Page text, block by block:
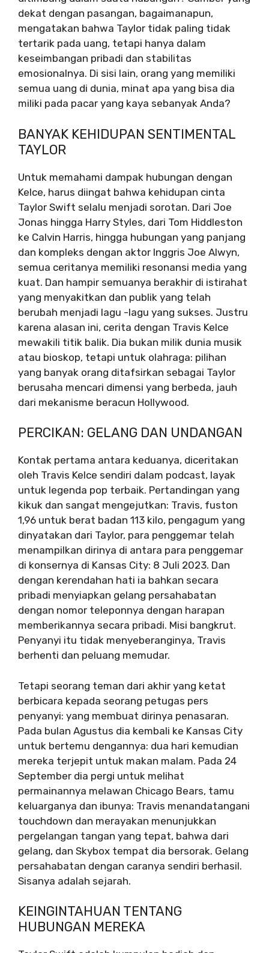
dekat dengan pasangan, bagaimanapun,
mengatakan bahwa Taylor tidak paling tidak
tertarik pada uang, tetapi hanya dalam
keseimbangan pribadi dan stabilitas
emosionalnya. Di sisi lain, orang yang memiliki
semua uang di dunia, minat apa yang bisa dia
miliki pada pacar yang kaya sebanyak Anda?
BANYAK KEHIDUPAN SENTIMENTAL
TAYLOR
Untuk memahami dampak hubungan dengan
Kelce, harus diingat bahwa kehidupan cinta
Taylor Swift selalu menjadi sorotan. Dari Joe
Jonas hingga Harry Styles, dari Tom Hiddleston
ke Calvin Harris, hingga hubungan yang panjang
dan kompleks dengan aktor Inggris Joe Alwyn,
semua ceritanya memiliki resonansi media yang
kuat. Dan hampir semuanya berakhir di istirahat
yang menyakitkan dan publik yang telah
berubah menjadi lagu -lagu yang sukses. Justru
karena alasan ini, cerita dengan Travis Kelce
mewakili titik balik. Dia bukan milik dunia musik
atau bioskop, tetapi untuk olahraga: pilihan
yang banyak orang ditafsirkan sebagai Taylor
berusaha mencari dimensi yang berbeda, jauh
dari mekanisme beracun Hollywood.
PERCIKAN: GELANG DAN UNDANGAN
Kontak pertama antara keduanya, diceritakan
oleh Travis Kelce sendiri dalam podcast, layak
untuk legenda pop terbaik. Pertandingan yang
kikuk dan sangat mengejutkan: Travis, fuston
1,96 untuk berat badan 113 kilo, pengagum yang
dinyatakan dari Taylor, para penggemar telah
menampilkan dirinya di antara para penggemar
di konsernya di Kansas City: 8 Juli 2023. Dan
dengan kerendahan hati ia bahkan secara
pribadi menyiapkan gelang persahabatan
dengan nomor teleponnya dengan harapan
memberikannya secara pribadi. Misi bangkrut.
Penyanyi itu tidak menyeberanginya, Travis
berhenti dan peluang memudar.
Tetapi seorang teman dari akhir yang ketat
berbicara kepada seorang petugas pers
penyanyi: yang membuat dirinya penasaran.
Pada bulan Agustus dia kembali ke Kansas City
untuk bertemu dengannya: dua hari kemudian
mereka terjepit untuk makan malam. Pada 24
September dia pergi untuk melihat
permainannya melawan Chicago Bears, tamu
keluarganya dan ibunya: Travis menandatangani
touchdown dan merayakan menunjukkan
pergelangan tangan yang tepat, bahwa dari
gelang, dan Skybox tempat dia bersorak. Gelang
persahabatan dengan caranya sendiri berhasil.
Sisanya adalah sejarah.
KEINGINTAHUAN TENTANG
HUBUNGAN MEREKA